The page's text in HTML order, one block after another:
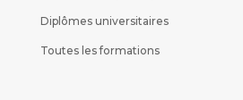
Diplômes universitaires
Toutes les formations